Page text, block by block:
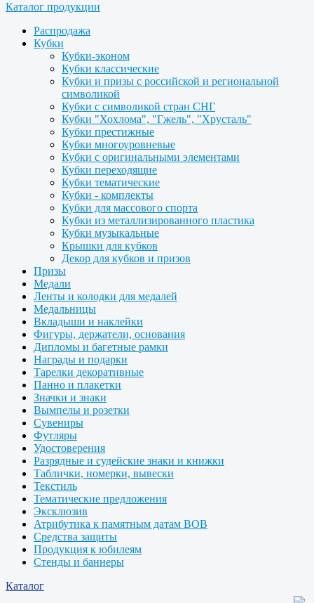
Каталог продукции
Распродажа
Кубки
Кубки-эконом
Кубки классические
Кубки и призы с российской и региональной
символикой
Кубки с символикой стран СНГ
Кубки "Хохлома", "Гжель", "Хрусталь"
Кубки престижные
Кубки многоуровневые
Кубки с оригинальными элементами
Кубки переходящие
Кубки тематические
Кубки - комплекты
Кубки для массового спорта
Кубки из металлизированного пластика
Кубки музыкальные
Крышки для кубков
Декор для кубков и призов
Призы
Медали
Ленты и колодки для медалей
Медальницы
Вкладыши и наклейки
Фигуры, держатели, основания
Дипломы и багетные рамки
Награды и подарки
Тарелки декоративные
Панно и плакетки
Значки и знаки
Вымпелы и розетки
Сувениры
Футляры
Удостоверения
Разрядные и судейские знаки и книжки
Таблички, номерки, вывески
Текстиль
Тематические предложения
Эксклюзив
Атрибутика к памятным датам ВОВ
Средства защиты
Продукция к юбилеям
Стенды и баннеры
Каталог